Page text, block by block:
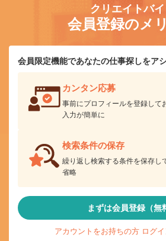
クリエイトバイ
会員登録のメ
会員限定機能であなたの仕事探しをア
カンタン応募
事前にプロフィールを登録して
入力が簡単に
検索条件の保存
繰り返し検索する条件を保存し
省略
まずは会員登録（無
アカウントをお持ちの方 ログイ